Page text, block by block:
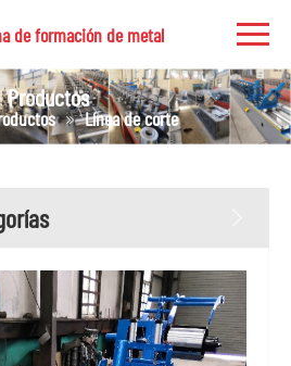
de formación de metal
Productos
Línea de corte